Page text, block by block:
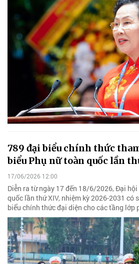
789 đại biểu chính thức
biểu Phụ nữ toàn quốc lần
17/06/2026 12:00
Diễn ra từ ngày 17 đến 18/6/2026, Đại
quốc lần thứ XIV, nhiệm kỳ 2026-2031 có
biểu chính thức đại diện cho các tầng lớp